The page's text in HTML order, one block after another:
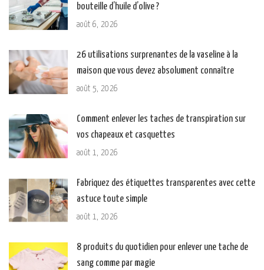
bouteille d’huile d’olive ?
août 6, 2026
26 utilisations surprenantes de la vaseline à la
maison que vous devez absolument connaître
août 5, 2026
Comment enlever les taches de transpiration sur
vos chapeaux et casquettes
août 1, 2026
Fabriquez des étiquettes transparentes avec cette
astuce toute simple
août 1, 2026
8 produits du quotidien pour enlever une tache de
sang comme par magie